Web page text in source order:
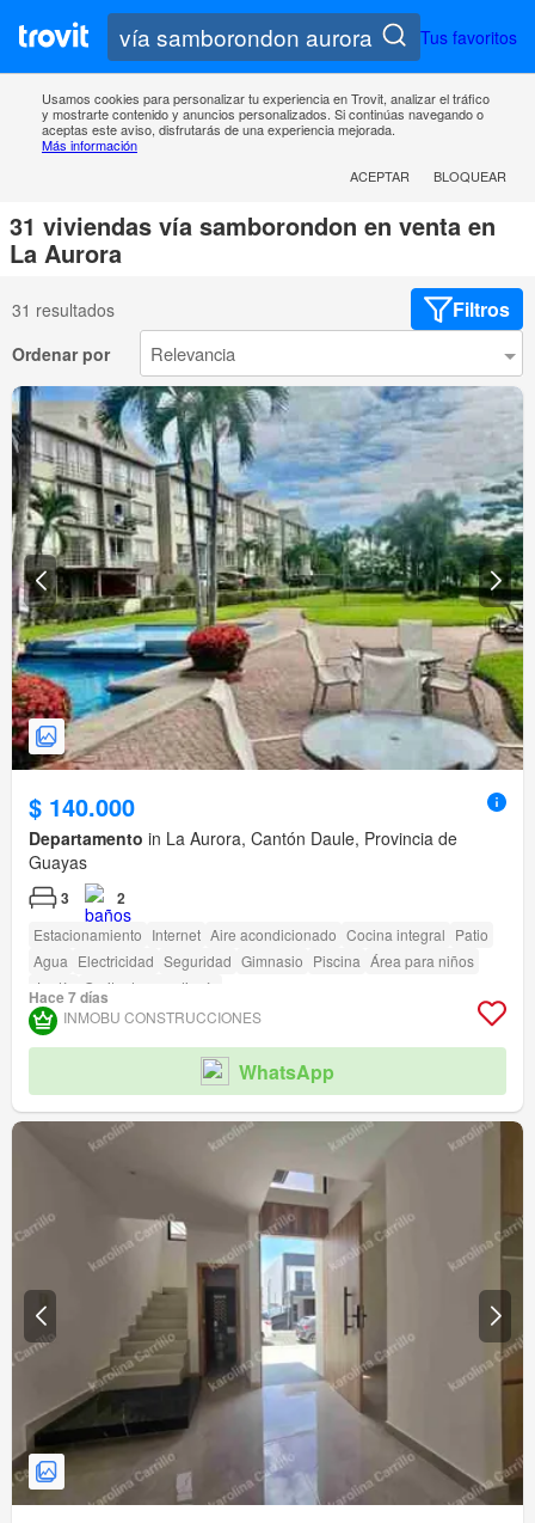
Tus favoritos
Usamos cookies para personalizar tu experiencia en Trovit, analizar el tráfico
y mostrarte contenido y anuncios personalizados. Si continúas navegando o
aceptas este aviso, disfrutarás de una experiencia mejorada.
Más información
ACEPTAR
BLOQUEAR
31 viviendas vía samborondon en venta en
La Aurora
31 resultados Filtros
Ordenar por
$ 140.000
Departamento in La Aurora, Cantón Daule, Provincia de
Guayas
3 2
Estacionamiento Internet Aire acondicionado Cocina integral Patio
Agua Electricidad Seguridad Gimnasio Piscina Área para niños
Jardín
Garita de guardianía
Hace 7 días
INMOBU CONSTRUCCIONES
WhatsApp